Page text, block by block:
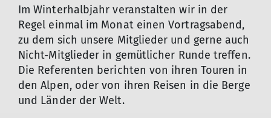
Im Winterhalbjahr veranstalten wir in der
Regel einmal im Monat einen Vortragsabend,
zu dem sich unsere Mitglieder und gerne auch
Nicht-Mitglieder in gemütlicher Runde treffen.
Die Referenten berichten von ihren Touren in
den Alpen, oder von ihren Reisen in die Berge
und Länder der Welt.